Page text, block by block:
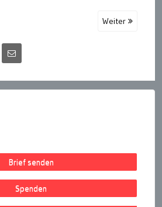
Weiter
Brief senden
Spenden